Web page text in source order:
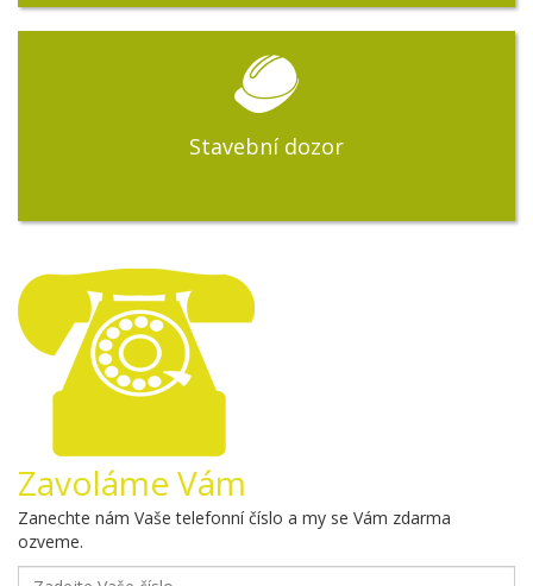
Stavební dozor
Zavoláme Vám
Zanechte nám Vaše telefonní číslo a my se Vám zdarma
ozveme.